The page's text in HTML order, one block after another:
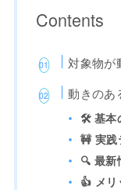
Contents
対象物が
動きのあ
🛠 基本
🚧 実践
🔍 最新
👍 メリ